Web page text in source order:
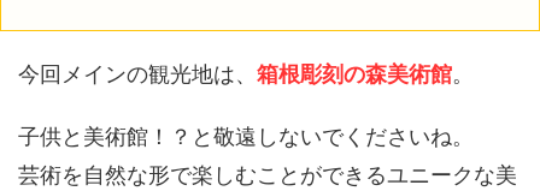
今回メインの観光地は、 箱根彫刻の森美術館。
子供と美術館！？と敬遠しないでくださいね。
芸術を自然な形で楽しむことができるユニークな美